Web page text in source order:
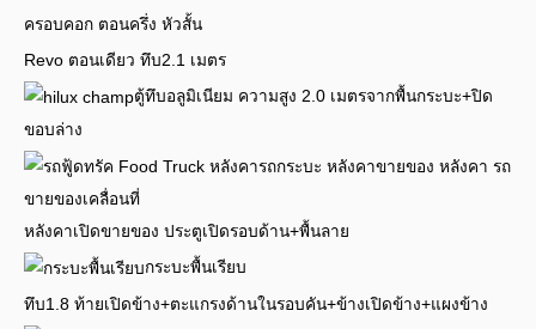
ครอบคอก ตอนครึ่ง หัวสั้น
Revo ตอนเดียว ทึบ2.1 เมตร
ตู้ทึบอลูมิเนียม ความสูง 2.0 เมตรจากพื้นกระบะ+ปิด
ขอบล่าง
หลังคาเปิดขายของ ประตูเปิดรอบด้าน+พื้นลาย
กระบะพื้นเรียบ
ทึบ1.8 ท้ายเปิดข้าง+ตะแกรงด้านในรอบคัน+ข้างเปิดข้าง+แผงข้าง